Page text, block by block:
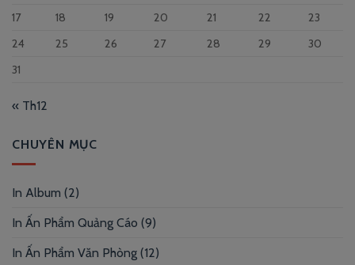
17
18 19 20 21 22
23
24
25 26 27 28 29
30
31
« Th12
CHUYÊN MỤC
In Album (2)
In Ấn Phẩm Quảng Cáo (9)
In Ấn Phẩm Văn Phòng (12)